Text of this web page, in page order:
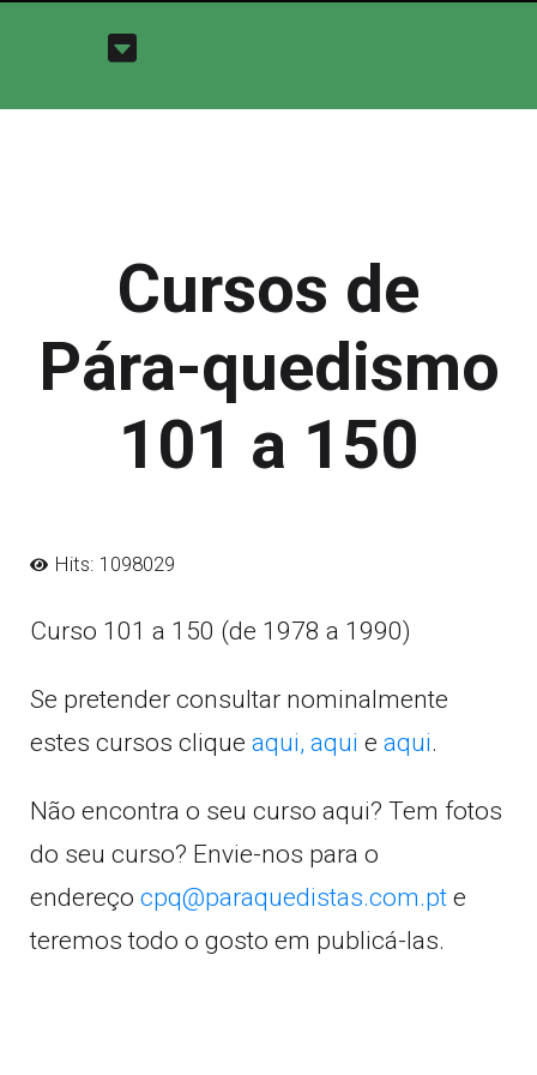
Cursos de
Pára-quedismo
101 a 150
Hits: 1098029
Curso 101 a 150 (de 1978 a 1990)
Se pretender consultar nominalmente
estes cursos clique aqui, aqui e aqui.
Não encontra o seu curso aqui? Tem fotos
do seu curso? Envie-nos para o
endereço cpq@paraquedistas.com.pt e
teremos todo o gosto em publicá-las.